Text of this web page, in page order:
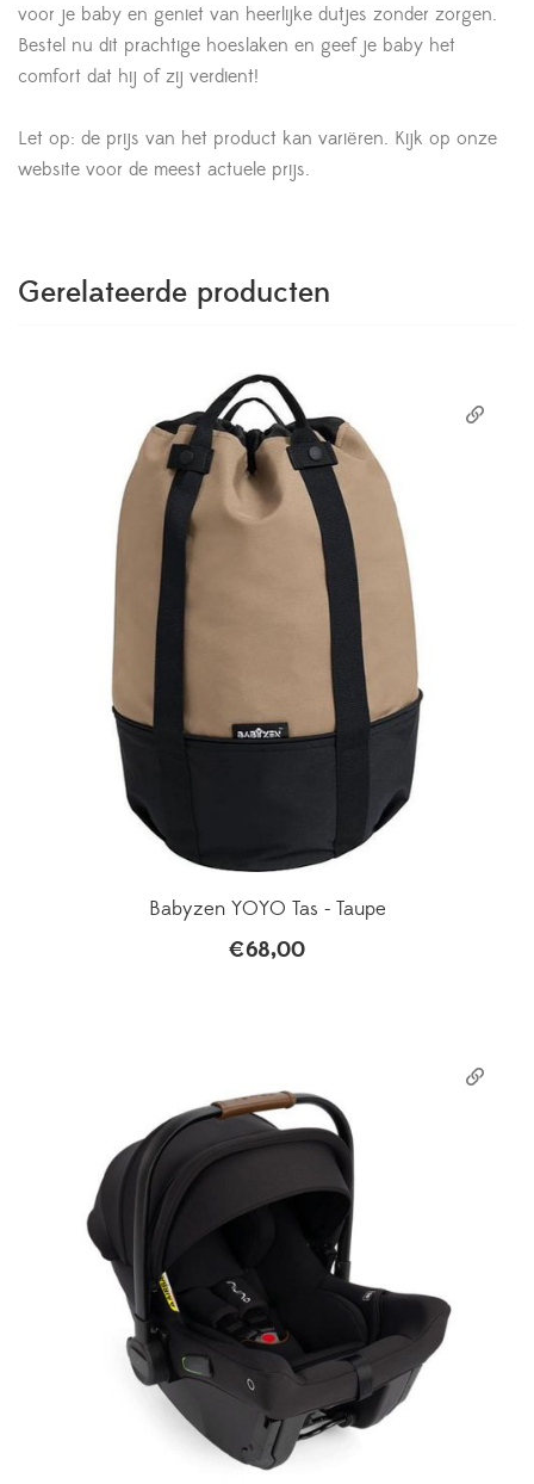
voor je baby en geniet van heerlijke dutjes zonder zorgen.
Bestel nu dit prachtige hoeslaken en geef je baby het
comfort dat hij of zij verdient!
Let op: de prijs van het product kan variëren. Kijk op onze
website voor de meest actuele prijs.
Gerelateerde producten
Babyzen YOYO Tas - Taupe
€68,00